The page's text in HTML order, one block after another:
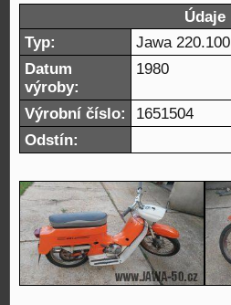
Údaje
Typ:
Jawa 220.100
Datum
výroby:
1980
Výrobní číslo:
1651504
Odstín: